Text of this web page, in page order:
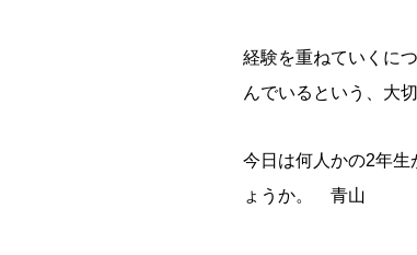
経験を重ねていくに
んでいるという、大
今日は何人かの2年生
ょうか。 青山